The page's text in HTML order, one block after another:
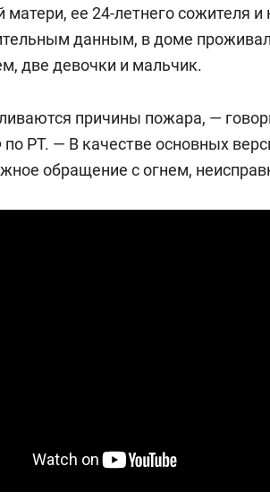
матери, ее 24-летнего сожителя
данным, в доме
две девочки и мальчик.
причины пожара, —
РТ. — В качестве основных
обращение с огнем,